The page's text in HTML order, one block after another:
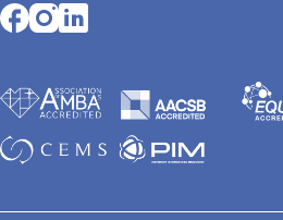
Opens in a new tab
Opens in a new tab
Opens in a new tab